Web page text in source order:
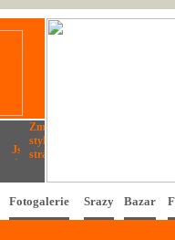
Fotogalerie Srazy Bazar